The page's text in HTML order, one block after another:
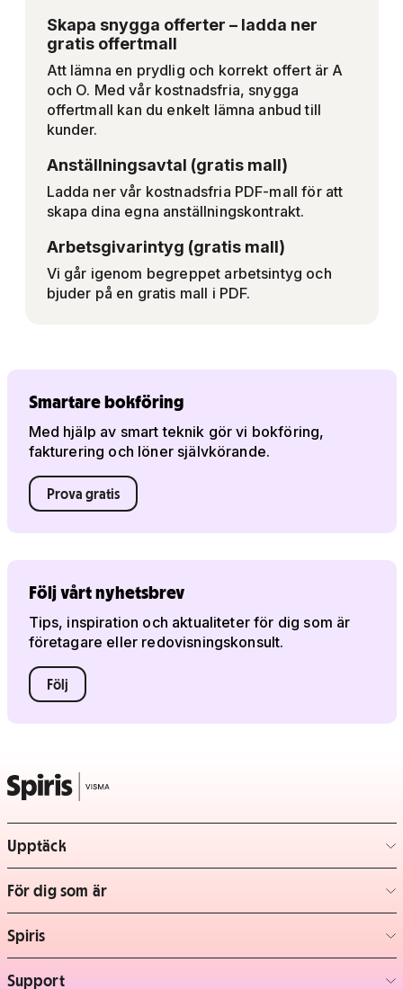
Skapa snygga offerter – ladda ner
gratis offertmall
Att lämna en prydlig och korrekt offert är A
och O. Med vår kostnadsfria, snygga
offertmall kan du enkelt lämna anbud till
kunder.
Anställningsavtal (gratis mall)
Ladda ner vår kostnadsfria PDF-mall för att
skapa dina egna anställningskontrakt.
Arbetsgivarintyg (gratis mall)
Vi går igenom begreppet arbetsintyg och
bjuder på en gratis mall i PDF.
Smartare bokföring
Med hjälp av smart teknik gör vi bokföring,
fakturering och löner självkörande.
Prova gratis
Följ vårt nyhetsbrev
Tips, inspiration och aktualiteter för dig som är
företagare eller redovisningskonsult.
Följ
Upptäck
– klicka för att expandera lista
För dig som är
– klicka för att expandera lista
Spiris
– klicka för att expandera lista
Support